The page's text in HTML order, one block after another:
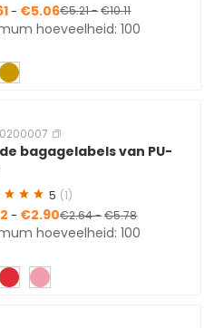
- €5.06€5.21-€10.11
hoeveelheid: 100
bagagelabels van PU-
5 (1)
- €2.90€2.64-€5.78
hoeveelheid: 100